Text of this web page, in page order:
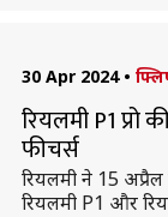
30 Apr 2024 •
रियलमी P1 प्रो
फीचर्स
रियलमी ने 15
रियलमी P1 और